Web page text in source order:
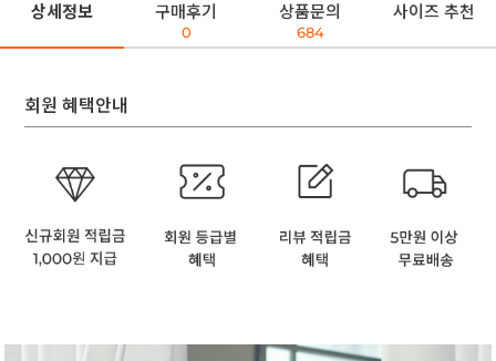
상세정보 구매후기
0
상품문의
684
사이즈 추천
회원 혜택안내